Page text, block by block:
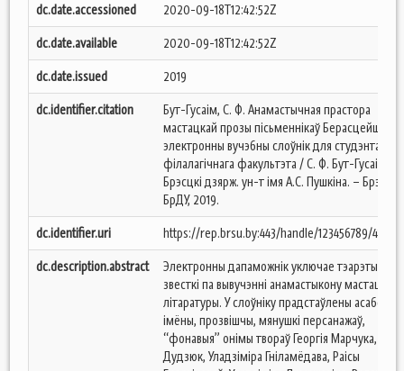
dc.date.accessioned
2020-09-18T12:42:52Z
dc.date.available
2020-09-18T12:42:52Z
dc.date.issued
2019
dc.identifier.citation
Бут-Гусаім, С. Ф. Анамастычная прастора
мастацкай прозы пісьменнікаў
электронны вучэбны слоўнік для студэнтаў
філалагічнага факультэта / С. Ф. Бут-Гусаім ;
Брэсцкі дзярж. ун-т імя А.С. Пушкіна. – Брэст :
БрДУ, 2019.
dc.identifier.uri
https://rep.brsu.by:443/handle/123456789/412
dc.description.abstract
Электронны дапаможнік уключае тэарэтычныя
звесткі па вывучэнні анамастыкону мастацкай
літаратуры. У слоўніку прадстаўлены асабовыя
імёны, прозвішчы, мянушкі персанажаў,
“фонавыя” онімы твораў Георгія Марчука,
Дудзюк, Уладзіміра Гніламёдава, Раісы